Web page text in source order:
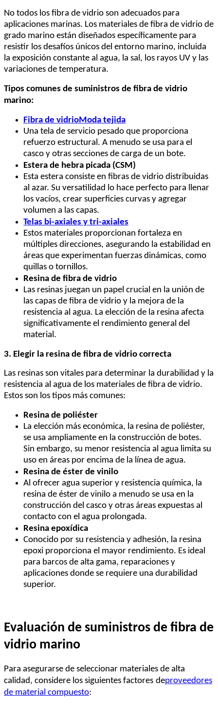
No todos los fibra de vidrio son adecuados para
aplicaciones marinas. Los materiales de fibra de vidrio de
grado marino están diseñados específicamente para
resistir los desafíos únicos del entorno marino, incluida
la exposición constante al agua, la sal, los rayos UV y las
variaciones de temperatura.
Tipos comunes de suministros de fibra de vidrio
marino:
Fibra de vidrioModa tejida
Una tela de servicio pesado que proporciona
refuerzo estructural. A menudo se usa para el
casco y otras secciones de carga de un bote.
Estera de hebra picada (CSM)
Esta estera consiste en fibras de vidrio distribuidas
al azar. Su versatilidad lo hace perfecto para llenar
los vacíos, crear superficies curvas y agregar
volumen a las capas.
Telas bi-axiales y tri-axiales
Estos materiales proporcionan fortaleza en
múltiples direcciones, asegurando la estabilidad en
áreas que experimentan fuerzas dinámicas, como
quillas o tornillos.
Resina de fibra de vidrio
Las resinas juegan un papel crucial en la unión de
las capas de fibra de vidrio y la mejora de la
resistencia al agua. La elección de la resina afecta
significativamente el rendimiento general del
material.
3. Elegir la resina de fibra de vidrio correcta
Las resinas son vitales para determinar la durabilidad y la
resistencia al agua de los materiales de fibra de vidrio.
Estos son los tipos más comunes:
Resina de poliéster
La elección más económica, la resina de poliéster,
se usa ampliamente en la construcción de botes.
Sin embargo, su menor resistencia al agua limita su
uso en áreas por encima de la línea de agua.
Resina de éster de vinilo
Al ofrecer agua superior y resistencia química, la
resina de éster de vinilo a menudo se usa en la
construcción del casco y otras áreas expuestas al
contacto con el agua prolongada.
Resina epoxídica
Conocido por su resistencia y adhesión, la resina
epoxi proporciona el mayor rendimiento. Es ideal
para barcos de alta gama, reparaciones y
aplicaciones donde se requiere una durabilidad
superior.
Evaluación de suministros de fibra de
vidrio marino
Para asegurarse de seleccionar materiales de alta
calidad, considere los siguientes factores deproveedores
de material compuesto: